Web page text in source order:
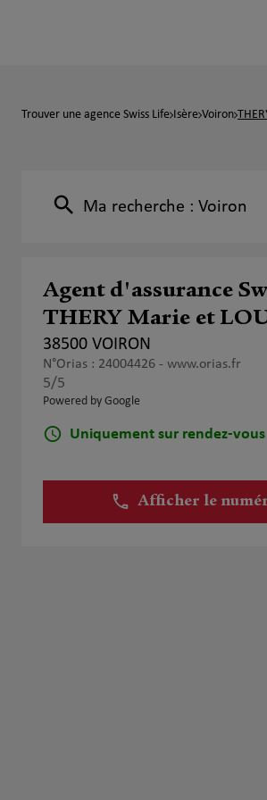
Trouver une agence Swiss Life Isère Voiron
Ma recherche : Voiron
Agent d'assurance
THERY Marie et
38500 VOIRON
N°Orias : 24004426 - www.orias.fr
5/5
Powered by Google
Uniquement sur rendez-vous
Afficher le